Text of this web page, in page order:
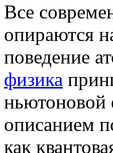
Все
опираются
поведение
физика
ньютоновой
описанием
как